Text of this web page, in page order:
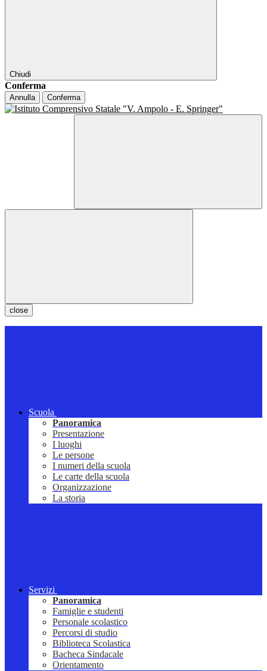
Chiudi
Conferma
Annulla Conferma
close
Scuola
Panoramica
Presentazione
I luoghi
Le persone
I numeri della scuola
Le carte della scuola
Organizzazione
La storia
Servizi
Panoramica
Famiglie e studenti
Personale scolastico
Percorsi di studio
Biblioteca Scolastica
Bacheca Sindacale
Orientamento